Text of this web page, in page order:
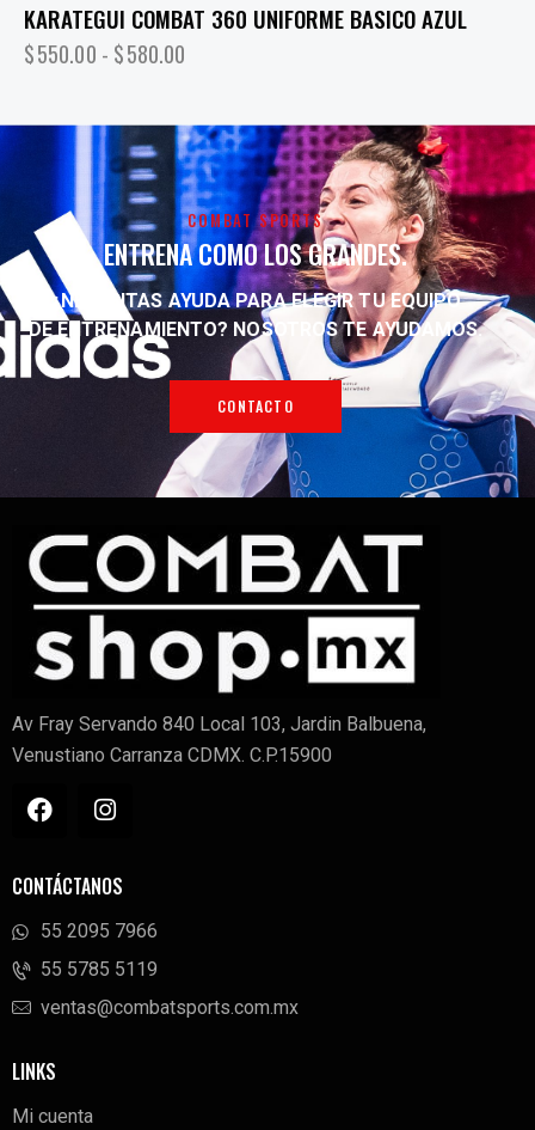
KARATEGUI COMBAT 360 UNIFORME BASICO AZUL
$550.00 - $580.00
COMBAT SPORTS
ENTRENA COMO LOS GRANDES.
¿NECESITAS AYUDA PARA ELEGIR TU EQUIPO
DE ENTRENAMIENTO? NOSOTROS TE AYUDAMOS.
CONTACTO
Av Fray Servando 840 Local 103, Jardin Balbuena,
Venustiano Carranza CDMX. C.P.15900
CONTÁCTANOS
55 2095 7966
‭55 5785 5119‬
ventas@combatsports.com.mx
LINKS
Mi cuenta